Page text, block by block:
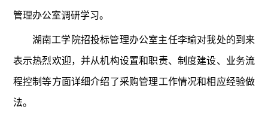
管理办公室调研学习。
湖南工学院招投标管理办公室主任李瑜对我处的到来
表示热烈欢迎，并从机构设置和职责、制度建设、业务流
程控制等方面详细介绍了采购管理工作情况和相应经验做
法。